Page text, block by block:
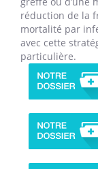
réduction de la
mortalité par
avec cette
particulière.